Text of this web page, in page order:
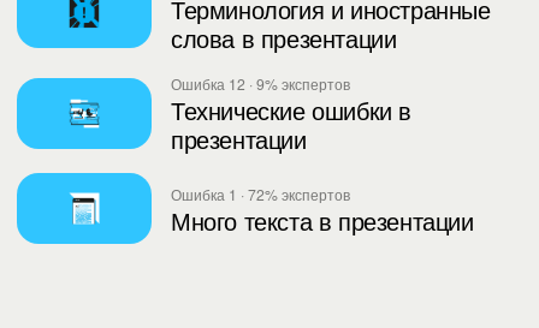
Терминология и иностранные
слова в презентации
Ошибка 12 · 9% экспертов
Технические ошибки в
презентации
Ошибка 1 · 72% экспертов
Много текста в презентации